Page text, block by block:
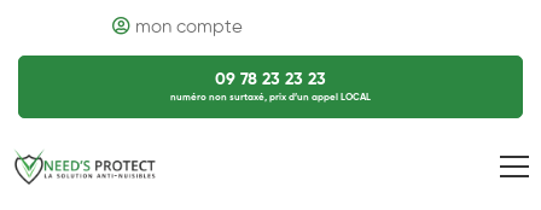
mon compte
09 78 23 23 23
numéro non surtaxé, prix d’un appel LOCAL